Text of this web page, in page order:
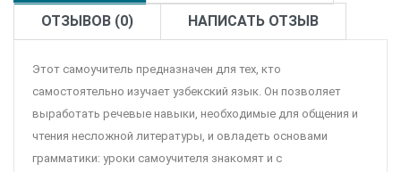
ОТЗЫВОВ (0) НАПИСАТЬ ОТЗЫВ
Этот самоучитель предназначен для тех, кто
самостоятельно изучает узбекский язык. Он позволяет
выработать речевые навыки, необходимые для общения и
чтения несложной литературы, и овладеть основами
грамматики: уроки самоучителя знакомят и с